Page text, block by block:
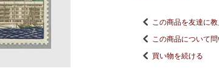
この商品を友達に
この商品について
買い物を続ける